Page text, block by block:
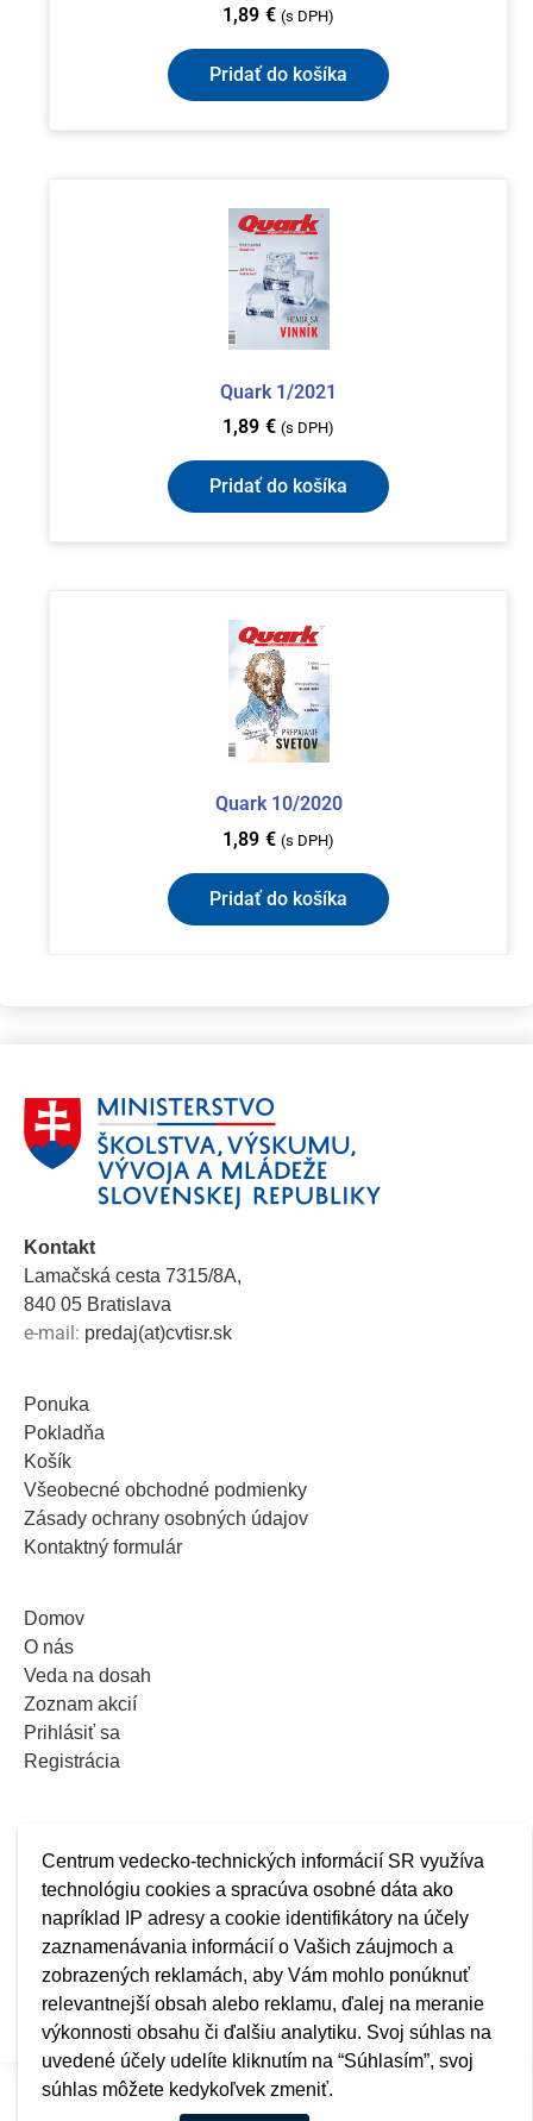
Centrum vedecko-technických informácií SR využíva
technológiu cookies a spracúva osobné dáta ako
napríklad IP adresy a cookie identifikátory na účely
zaznamenávania informácií o Vašich záujmoch a
zobrazených reklamách, aby Vám mohlo ponúknuť
relevantnejší obsah alebo reklamu, ďalej na meranie
výkonnosti obsahu či ďalšiu analytiku. Svoj súhlas na
uvedené účely udelíte kliknutím na “Súhlasím”, svoj
súhlas môžete kedykoľvek zmeniť.
1,89 € (s DPH)
Pridať do košíka
Quark 1/2021
1,89 € (s DPH)
Pridať do košíka
Quark 10/2020
1,89 € (s DPH)
Pridať do košíka
Kontakt
Lamačská cesta 7315/8A,
840 05 Bratislava
e-mail: predaj(at)cvtisr.sk
Ponuka
Pokladňa
Košík
Všeobecné obchodné podmienky
Zásady ochrany osobných údajov
Kontaktný formulár
Domov
O nás
Veda na dosah
Zoznam akcií
Prihlásiť sa
Registrácia